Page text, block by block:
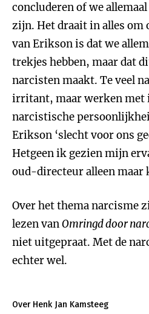
concluderen of we
zijn. Het draait in alles om
van Erikson is dat we
trekjes hebben, maar dat
narcisten maakt. Te veel
irritant, maar werken met
narcistische
Erikson ‘slecht voor ons
Hetgeen ik gezien mijn
oud-directeur alleen maar
Over het thema narcisme
lezen vanOmringd door
niet uitgepraat. Met de
echter wel.
Over Henk Jan Kamsteeg